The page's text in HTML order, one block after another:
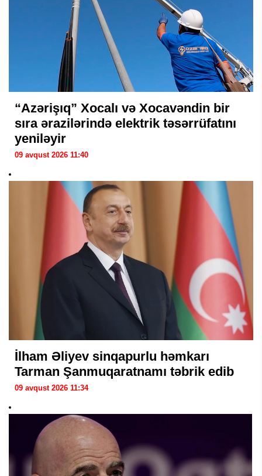
“Azərişıq” Xocalı və Xocavəndin bir
sıra ərazilərində elektrik təsərrüfatını
yeniləyir
09 avqust 2026 11:40
İlham Əliyev sinqapurlu həmkarı
Tarman Şanmuqaratnamı təbrik edib
09 avqust 2026 11:34